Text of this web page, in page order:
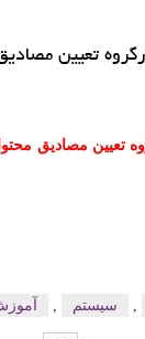
تعیین
تعیین مصادیق
, سیستم ,